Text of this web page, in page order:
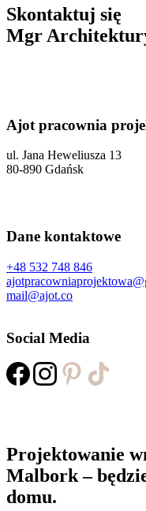
Skontaktuj się
Mgr
Ajot pracownia
ul. Jana Heweliusza 13
80-890 Gdańsk
Dane kontaktowe
+48 532 748 846
mail@ajot.co
Social Media
Projektowanie
Malbork –
domu.